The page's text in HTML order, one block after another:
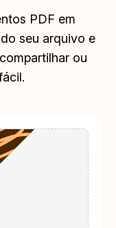
PDF em
seu arquivo e
ou